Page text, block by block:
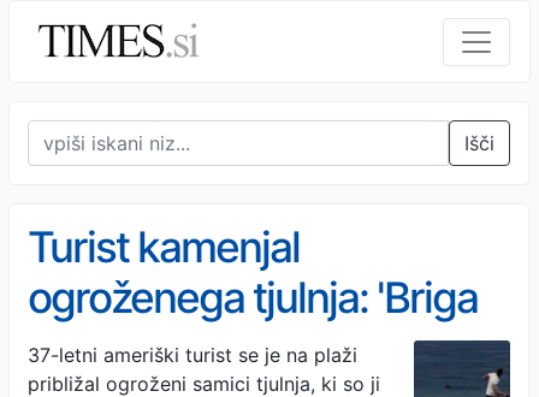
Išči
Turist kamenjal
ogroženega tjulnja: 'Briga
me, saj sem bogat'
37-letni ameriški turist se je na plaži
približal ogroženi samici tjulnja, ki so ji